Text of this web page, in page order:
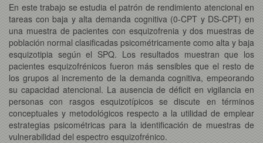
En este trabajo se estudia el patrón de rendimiento atencional en
tareas con baja y alta demanda cognitiva (0-CPT y DS-CPT) en
una muestra de pacientes con esquizofrenia y dos muestras de
población normal clasificadas psicométricamente como alta y baja
esquizotipia según el SPQ. Los resultados muestran que los
pacientes esquizofrénicos fueron más sensibles que el resto de
los grupos al incremento de la demanda cognitiva, empeorando
su capacidad atencional. La ausencia de déficit en vigilancia en
personas con rasgos esquizotípicos se discute en términos
conceptuales y metodológicos respecto a la utilidad de emplear
estrategias psicométricas para la identificación de muestras de
vulnerabilidad del espectro esquizofrénico.